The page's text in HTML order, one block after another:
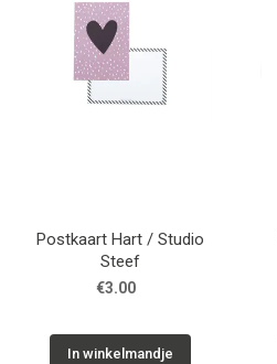
Postkaart Hart / Studio
Steef
€3.00
In winkelmandje